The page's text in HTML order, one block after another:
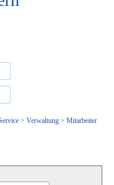
> Verwaltung> Mitarbeiter